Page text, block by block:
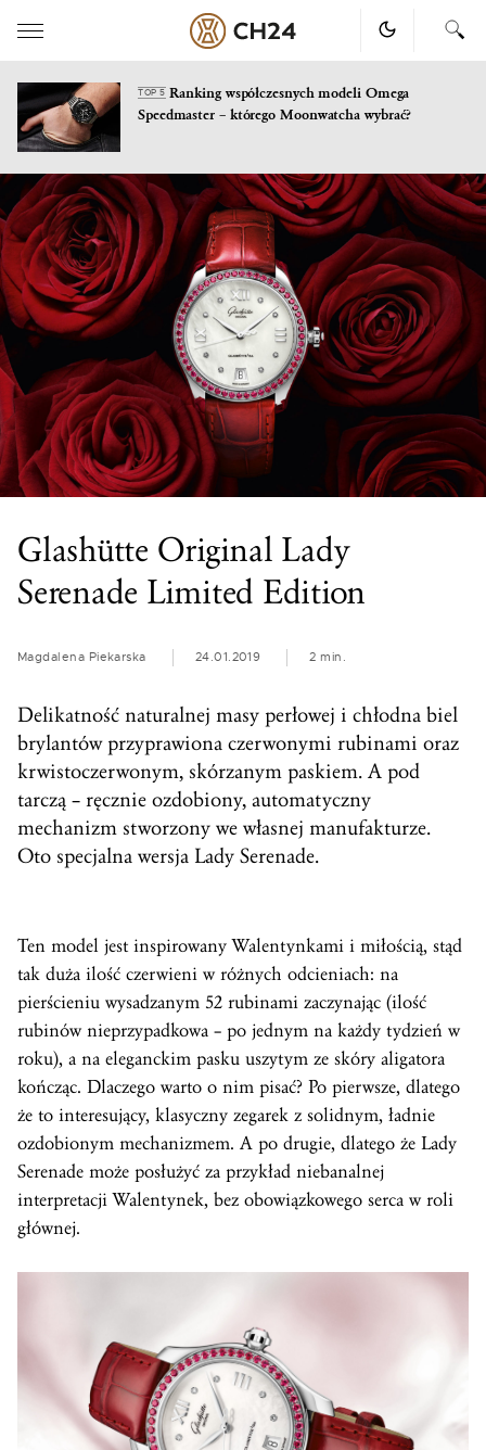
Skip
to
content
TOP 5Ranking współczesnych modeli Omega
Speedmaster – którego Moonwatcha wybrać?
Glashütte Original Lady
Serenade Limited Edition
Magdalena Piekarska 24.01.2019 2 min.
Delikatność naturalnej masy perłowej i chłodna biel
brylantów przyprawiona czerwonymi rubinami oraz
krwistoczerwonym, skórzanym paskiem. A pod
tarczą – ręcznie ozdobiony, automatyczny
mechanizm stworzony we własnej manufakturze.
Oto specjalna wersja Lady Serenade.
Ten model jest inspirowany Walentynkami i miłością, stąd
tak duża ilość czerwieni w różnych odcieniach: na
pierścieniu wysadzanym 52 rubinami zaczynając (ilość
rubinów nieprzypadkowa – po jednym na każdy tydzień w
roku), a na eleganckim pasku uszytym ze skóry aligatora
kończąc. Dlaczego warto o nim pisać? Po pierwsze, dlatego
że to interesujący, klasyczny zegarek z solidnym, ładnie
ozdobionym mechanizmem. A po drugie, dlatego że Lady
Serenade może posłużyć za przykład niebanalnej
interpretacji Walentynek, bez obowiązkowego serca w roli
głównej.